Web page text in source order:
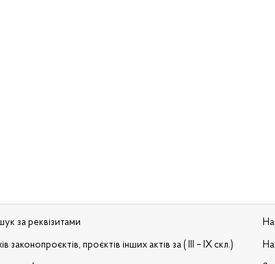
за реквізитами
законопроєктів, проєктів інших актів за ( III – IX скл.)